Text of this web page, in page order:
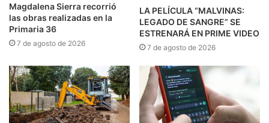
Magdalena Sierra recorrió
las obras realizadas en la
Primaria 36
7 de agosto de 2026
LA PELÍCULA “MALVINAS:
LEGADO DE SANGRE” SE
ESTRENARÁ EN PRIME VIDEO
7 de agosto de 2026